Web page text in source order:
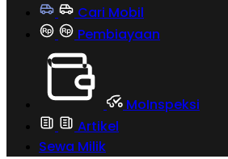
Cari Mobil
Pembiayaan
MoInspeksi
Artikel
Sewa Milik